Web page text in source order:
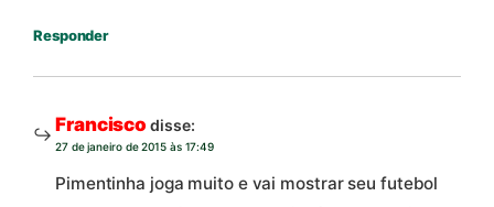
Responder
Francisco disse:
27 de janeiro de 2015 às 17:49
Pimentinha joga muito e vai mostrar seu futebol